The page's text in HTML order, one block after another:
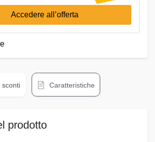
Accedere all’offerta
sconti Caratteristiche
prodotto